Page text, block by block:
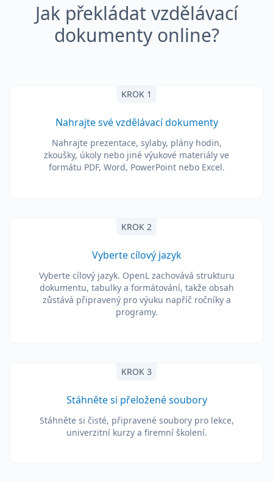
Jak překládat vzdělávací
dokumenty online?
KROK 1
Nahrajte své vzdělávací dokumenty
Nahrajte prezentace, sylaby, plány hodin,
zkoušky, úkoly nebo jiné výukové materiály ve
formátu PDF, Word, PowerPoint nebo Excel.
KROK 2
Vyberte cílový jazyk
Vyberte cílový jazyk. OpenL zachovává strukturu
dokumentu, tabulky a formátování, takže obsah
zůstává připravený pro výuku napříč ročníky a
programy.
KROK 3
Stáhněte si přeložené soubory
Stáhněte si čisté, připravené soubory pro lekce,
univerzitní kurzy a firemní školení.